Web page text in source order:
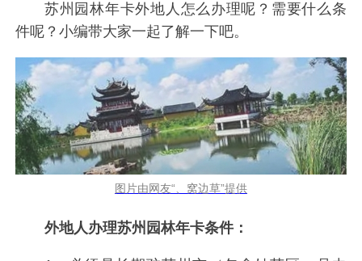
苏州园林年卡外地人怎么办理呢？需要什么条
件呢？小编带大家一起了解一下吧。
图片由网友“、窝边草”提供
外地人办理苏州园林年卡条件：